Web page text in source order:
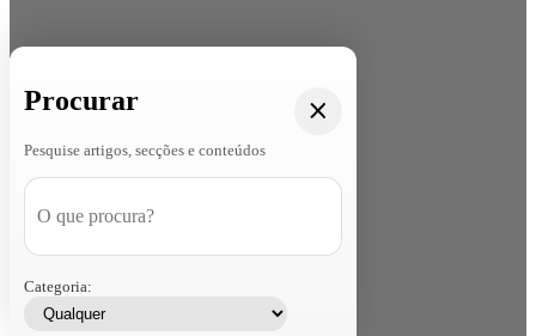
Procurar
Pesquise artigos, secções e conteúdos
Categoria: